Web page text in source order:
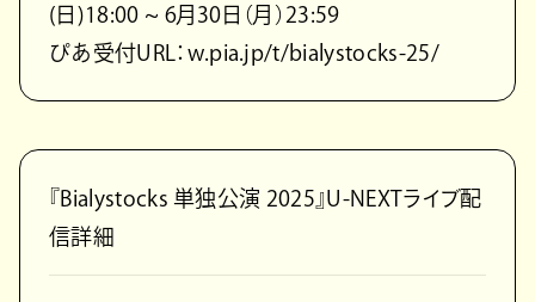
(日)18:00 ~ 6月30日（月）23:59
ぴあ受付URL：w.pia.jp/t/bialystocks-25/
『Bialystocks 単独公演 2025』U-NEXTライブ配
信詳細